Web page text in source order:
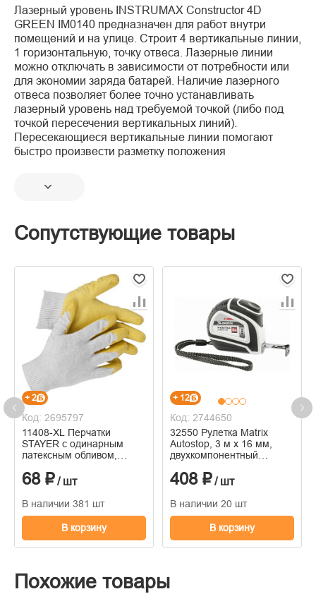
Лазерный уровень INSTRUMAX Constructor 4D
GREEN IM0140 предназначен для работ внутри
помещений и на улице. Строит 4 вертикальные линии,
1 горизонтальную, точку отвеса. Лазерные линии
можно отключать в зависимости от потребности или
для экономии заряда батарей. Наличие лазерного
отвеса позволяет более точно устанавливать
лазерный уровень над требуемой точкой (либо под
точкой пересечения вертикальных линий).
Пересекающиеся вертикальные линии помогают
быстро произвести разметку положения
Сопутствующие товары
+ 2
Код: 2695797
11408-XL Перчатки
STAYER с одинарным
латексным обливом,
68 ₽/ шт
В наличии 381 шт
В корзину
+ 12
Код: 2744650
32550 Рулетка Matrix
Autostop, 3 м х 16 мм,
двухкомпонентный
фиксация
408 ₽/ шт
В наличии 20 шт
В корзину
Похожие товары